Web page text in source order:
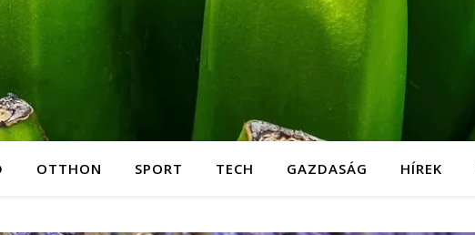
OTTHON SPORT TECH GAZDASÁG HÍREK